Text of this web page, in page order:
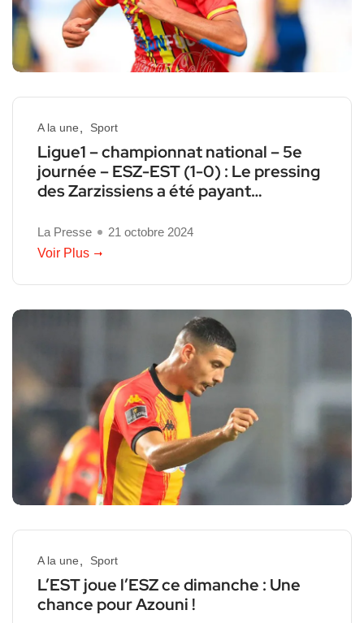
A la une Sport
Ligue1 – championnat national – 5e
journée – ESZ-EST (1-0) : Le pressing
des Zarzissiens a été payant…
La Presse
21 octobre 2024
Voir Plus
A la une Sport
L’EST joue l’ESZ ce dimanche : Une
chance pour Azouni !